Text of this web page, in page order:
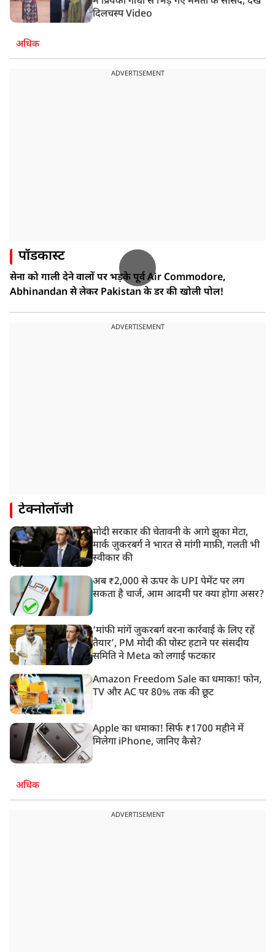
दिलचस्प Video
अधिक
ADVERTISEMENT
पॉडकास्ट
सेना को गाली देने वालों पर भड़के पूर्व Air Commodore,
Abhinandan से लेकर Pakistan के डर की खोली पोल!
ADVERTISEMENT
टेक्नोलॉजी
मोदी सरकार की चेतावनी के आगे झुका मेटा,
मार्क ज़ुकरबर्ग ने भारत से मांगी माफ़ी, गलती भी
स्वीकार की
अब ₹2,000 से ऊपर के UPI पेमेंट पर लग
सकता है चार्ज, आम आदमी पर क्या होगा असर?
‘मांफी मांगें जुकरबर्ग वरना कार्रवाई के लिए रहें
तैयार’, PM मोदी की पोस्ट हटाने पर संसदीय
समिति ने Meta को लगाई फटकार
Amazon Freedom Sale का धमाका! फोन,
TV और AC पर 80% तक की छूट
Apple का धमाका! सिर्फ ₹1700 महीने में
मिलेगा iPhone, जानिए कैसे?
अधिक
ADVERTISEMENT